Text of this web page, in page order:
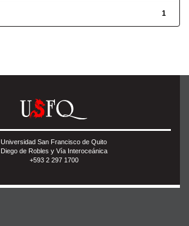
1
Universidad San Francisco de Quito
Diego de Robles y Vía Interoceánica
+593 2 297 1700